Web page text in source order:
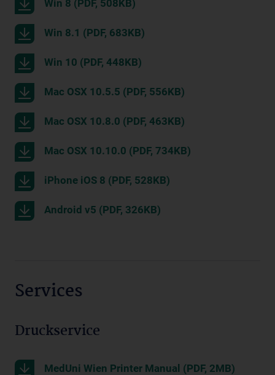
Win 8 (PDF, 508KB)
Win 8.1 (PDF, 683KB)
Win 10 (PDF, 448KB)
Mac OSX 10.5.5 (PDF, 556KB)
Mac OSX 10.8.0 (PDF, 463KB)
Mac OSX 10.10.0 (PDF, 734KB)
iPhone iOS 8 (PDF, 528KB)
Android v5 (PDF, 326KB)
Services
Druckservice
MedUni Wien Printer Manual (PDF, 2MB)